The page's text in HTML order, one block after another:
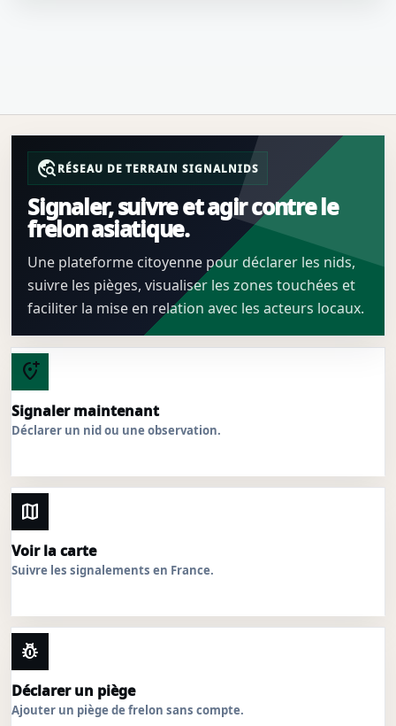
travel_exploreRÉSEAU DE TERRAIN SIGNALNIDS
Signaler, suivre et agir contre le
frelon asiatique.
Une plateforme citoyenne pour déclarer les nids,
suivre les pièges, visualiser les zones touchées et
faciliter la mise en relation avec les acteurs locaux.
add_location_alt
Signaler maintenant
Déclarer un nid ou une observation.
map
Voir la carte
Suivre les signalements en France.
pest_control
Déclarer un piège
Ajouter un piège de frelon sans compte.